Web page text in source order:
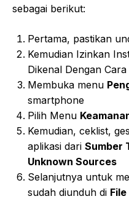
sebagai berikut:
Pertama, pastikan
Kemudian Izinkan
Dikenal Dengan Cara
Membuka menu
smartphone
Pilih Menu
Kemudian, ceklist,
aplikasi dari Sumber
Unknown Sources
Selanjutnya untuk
sudah diunduh di